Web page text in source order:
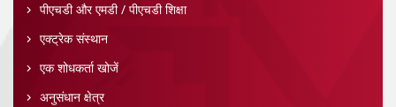
पीएचडी और एमडी / पीएचडी शिक्षा
एक्ट्रेक संस्थान
एक शोधकर्ता खोजें
अनुसंधान क्षेत्र